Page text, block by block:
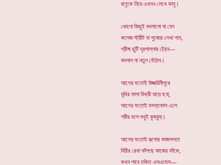
রাণুকে নিয়ে এখনও লেখে ভানু।
কোনো কিছুই বদলালো না যেন
কলেজ স্ট্রীট বা পুজোর লেখা গান,
গ্রীষ্ম ছুটি দূরপাল্লার ট্রেন---
বদলাল না নতুন বৌঠান।
আগের মতোই উজ্জয়িনীপুরে
যূথির মালা বিক্রী বাড়ে হু হু,
আগের মতোই বসন্তকাল এলে
শরীর বলে শুধুই কুহুকুহু।
আগের মতোই রূপোর কাজললতা
দিঠির রেখা কাঁপছে কাজের ফাঁকে,
কখন পাবে চকিত এসএমেস---